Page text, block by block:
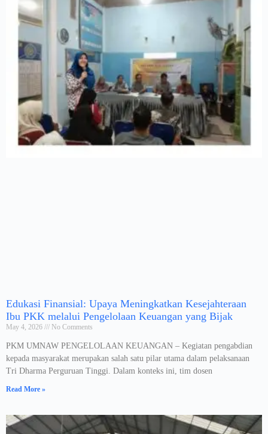
Edukasi Finansial: Upaya Meningkatkan Kesejahteraan
Ibu PKK melalui Pengelolaan Keuangan yang Bijak
May 4, 2026 No Comments
PKM UMNAW PENGELOLAAN KEUANGAN – Kegiatan pengabdian
kepada masyarakat merupakan salah satu pilar utama dalam pelaksanaan
Tri Dharma Perguruan Tinggi. Dalam konteks ini, tim dosen
Read More »